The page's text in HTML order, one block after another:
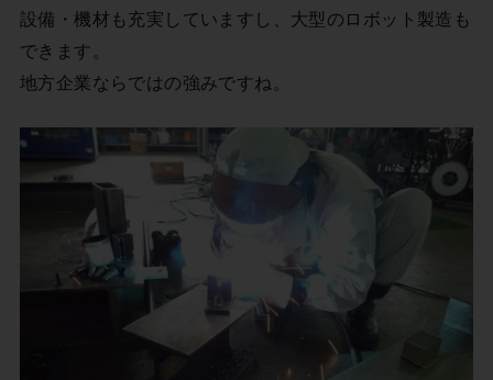
設備・機材も充実していますし、大型のロボット製造も
できます。
地方企業ならではの強みですね。